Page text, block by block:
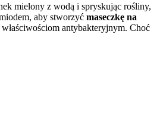
mielony z wodą i spryskując rośliny,
aby stworzyć maseczkę na
antybakteryjnym. Choć